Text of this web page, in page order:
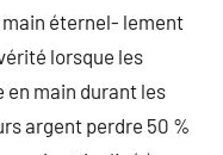
éternel- lement
lorsque les
en main durant les
argent perdre 50 %